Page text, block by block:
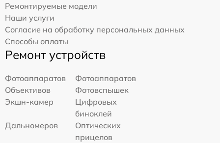
Ремонтируемые модели
Наши услуги
Согласие на обработку персональных данных
Способы оплаты
Ремонт устройств
Фотоаппаратов
Фотоаппаратов
Объективов
Фотовспышек
Экшн-камер
Цифровых
биноклей
Дальномеров
Оптических
прицелов